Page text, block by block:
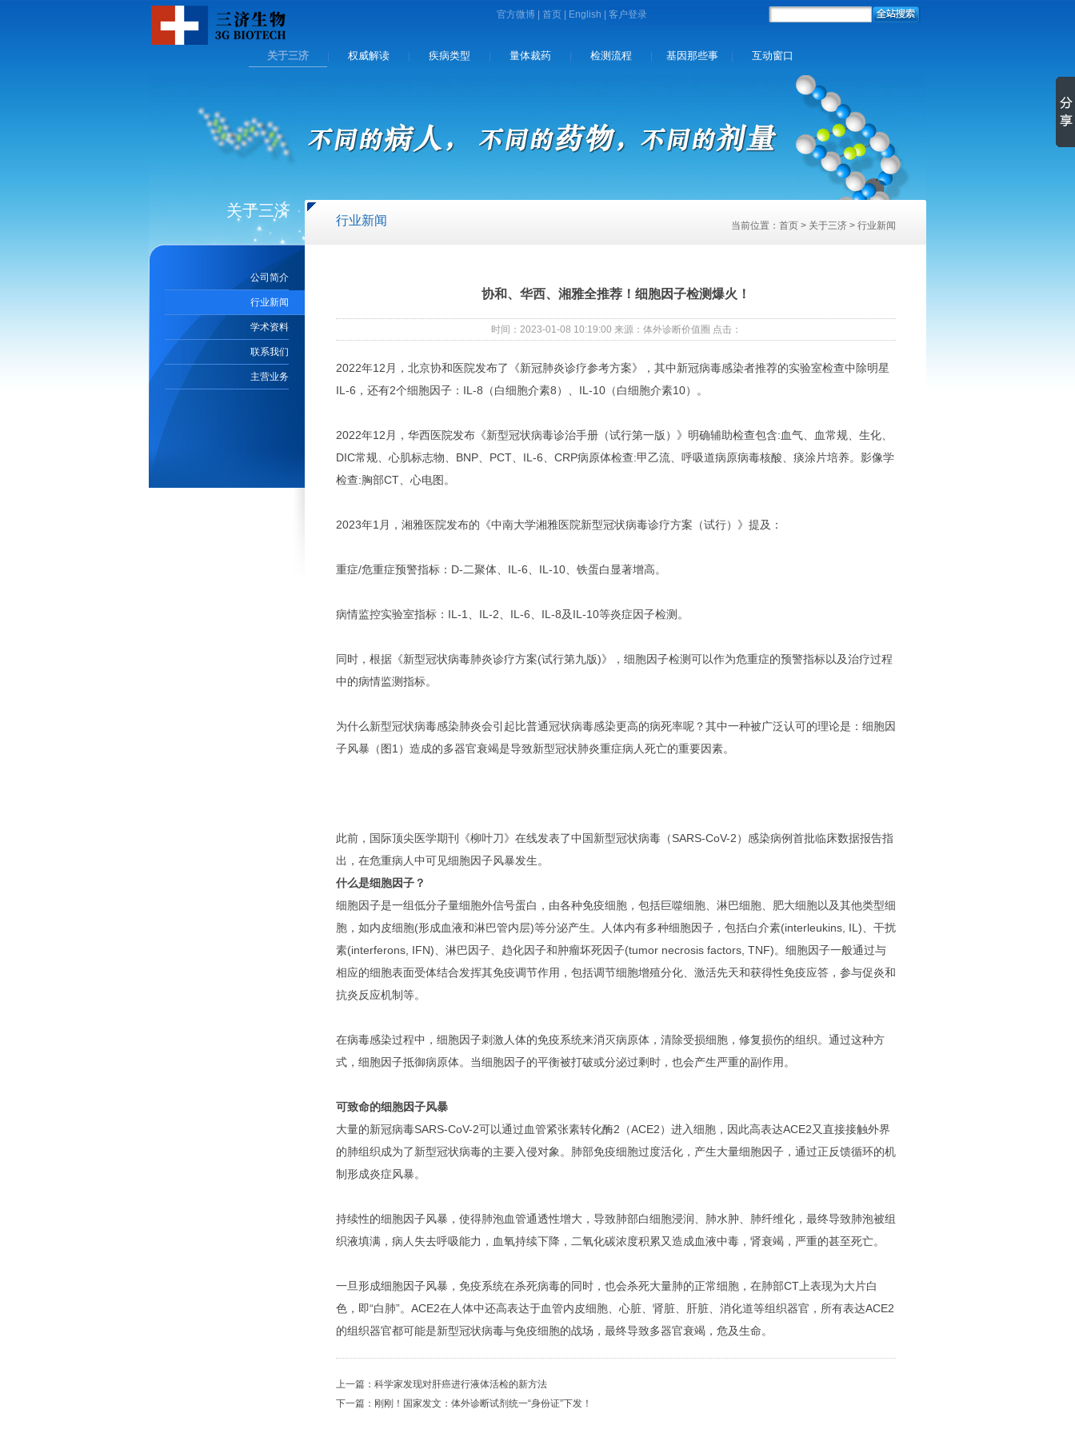
官方微博 首页 English
关于三济 权威解读 疾病类型 量体裁药 检测流程 基因那些事 互动窗口
关于三济
公司简介
行业新闻
学术资料
联系我们
主营业务
行业新闻 当前位置： 首页 > 关于三济 > 行业新闻
协和、华西、湘雅全推荐！细胞因子检测爆火！
时间：2023-01-08 10:19:00 来源：体外诊断价值圈 点击：
2022年12月，北京协和医院发布了《新冠肺炎诊疗参考方案》，其中新冠病毒感染者推荐的实验室检查中除明星
IL-6，还有2个细胞因子：IL-8（白细胞介素8）、IL-10（白细胞介素10）。
2022年12月，华西医院发布《新型冠状病毒诊治手册（试行第一版）》明确辅助检查包含:血气、血常规、生化、
DIC常规、心肌标志物、BNP、PCT、IL-6、CRP病原体检查:甲乙流、呼吸道病原病毒核酸、痰涂片培养。影像学
检查:胸部CT、心电图。
2023年1月，湘雅医院发布的《中南大学湘雅医院新型冠状病毒诊疗方案（试行）》提及：
重症/危重症预警指标：D-二聚体、IL-6、IL-10、铁蛋白显著增高。
病情监控实验室指标：IL-1、IL-2、IL-6、IL-8及IL-10等炎症因子检测。
同时，根据《新型冠状病毒肺炎诊疗方案(试行第九版)》，细胞因子检测可以作为危重症的预警指标以及治疗过程
中的病情监测指标。
为什么新型冠状病毒感染肺炎会引起比普通冠状病毒感染更高的病死率呢？其中一种被广泛认可的理论是：细胞因
子风暴（图1）造成的多器官衰竭是导致新型冠状肺炎重症病人死亡的重要因素。
此前，国际顶尖医学期刊《柳叶刀》在线发表了中国新型冠状病毒（SARS-CoV-2）感染病例首批临床数据报告指
出，在危重病人中可见细胞因子风暴发生。
什么是细胞因子？
细胞因子是一组低分子量细胞外信号蛋白，由各种免疫细胞，包括巨噬细胞、淋巴细胞、肥大细胞以及其他类型细
胞，如内皮细胞(形成血液和淋巴管内层)等分泌产生。人体内有多种细胞因子，包括白介素(interleukins, IL)、干扰
素(interferons, IFN)、淋巴因子、趋化因子和肿瘤坏死因子(tumor necrosis factors, TNF)。细胞因子一般通过与
相应的细胞表面受体结合发挥其免疫调节作用，包括调节细胞增殖分化、激活先天和获得性免疫应答，参与促炎和
抗炎反应机制等。
在病毒感染过程中，细胞因子刺激人体的免疫系统来消灭病原体，清除受损细胞，修复损伤的组织。通过这种方
式，细胞因子抵御病原体。当细胞因子的平衡被打破或分泌过剩时，也会产生严重的副作用。
可致命的细胞因子风暴
大量的新冠病毒SARS-CoV-2可以通过血管紧张素转化酶2（ACE2）进入细胞，因此高表达ACE2又直接接触外界
的肺组织成为了新型冠状病毒的主要入侵对象。肺部免疫细胞过度活化，产生大量细胞因子，通过正反馈循环的机
制形成炎症风暴。
持续性的细胞因子风暴，使得肺泡血管通透性增大，导致肺部白细胞浸润、肺水肿、肺纤维化，最终导致肺泡被组
织液填满，病人失去呼吸能力，血氧持续下降，二氧化碳浓度积累又造成血液中毒，肾衰竭，严重的甚至死亡。
一旦形成细胞因子风暴，免疫系统在杀死病毒的同时，也会杀死大量肺的正常细胞，在肺部CT上表现为大片白
色，即“白肺”。ACE2在人体中还高表达于血管内皮细胞、心脏、肾脏、肝脏、消化道等组织器官，所有表达ACE2
的组织器官都可能是新型冠状病毒与免疫细胞的战场，最终导致多器官衰竭，危及生命。
上一篇：科学家发现对肝癌进行液体活检的新方法
下一篇：刚刚！国家发文：体外诊断试剂统一“身份证”下发！